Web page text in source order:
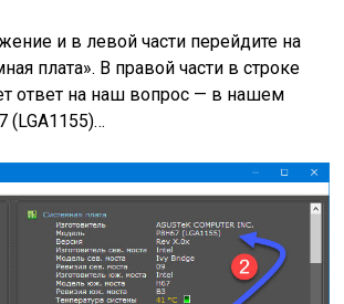
и в левой части перейдите на
плата». В правой части в строке
ответ на наш вопрос — в нашем
(LGA1155)…